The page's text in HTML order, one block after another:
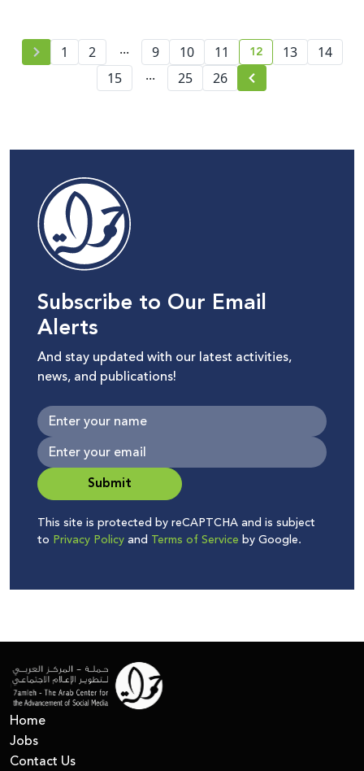
1 2 ... 9 10 11 current page
12 13
14
15
... 25 26
Subscribe to Our Email
Alerts
And stay updated with our latest activities,
news, and publications!
Submit
This site is protected by reCAPTCHA and is subject
to Privacy Policyand Terms of Service by Google.
Home
Jobs
Contact Us